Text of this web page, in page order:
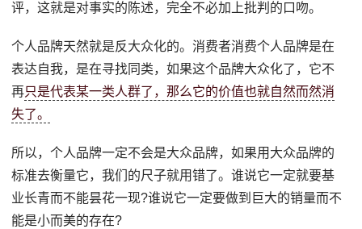
评，这就是对事实的陈述，完全不必加上批判的口吻。
个人品牌天然就是反大众化的。消费者消费个人品牌是在
表达自我，是在寻找同类，如果这个品牌大众化了，它不
再只是代表某一类人群了，那么它的价值也就自然而然消
失了。
所以，个人品牌一定不会是大众品牌，如果用大众品牌的
标准去衡量它，我们的尺子就用错了。谁说它一定就要基
业长青而不能昙花一现?谁说它一定要做到巨大的销量而不
能是小而美的存在?